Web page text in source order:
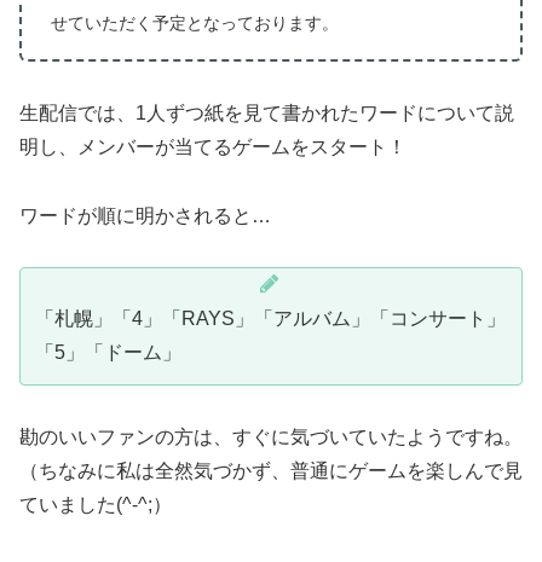
せていただく予定となっております。
生配信では、1人ずつ紙を見て書かれたワードについて説
明し、メンバーが当てるゲームをスタート！
ワードが順に明かされると…
「札幌」「4」「RAYS」「アルバム」「コンサート」
「5」「ドーム」
勘のいいファンの方は、すぐに気づいていたようですね。
（ちなみに私は全然気づかず、普通にゲームを楽しんで見
ていました(^-^;）